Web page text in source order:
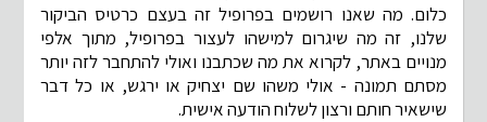
כלום. מה שאנו רושמים בפרופיל זה בעצם כרטיס הביקור
שלנו, זה מה שיגרום למישהו לעצור בפרופיל, מתוך אלפי
מנויים באתר, לקרוא את מה שכתבנו ואולי להתחבר לזה יותר
מסתם תמונה - אולי משהו שם יצחיק או ירגש, או כל דבר
שישאיר חותם ורצון לשלוח הודעה אישית.